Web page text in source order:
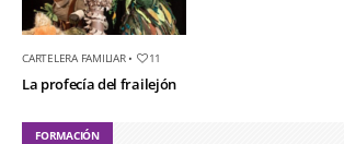
CARTELERA FAMILIAR• 11
La profecía del frailejón
FORMACIÓN